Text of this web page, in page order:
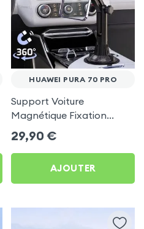
HUAWEI PURA 70 PRO
Support Voiture
Magnétique Fixation
Porte-gobelet pour
Huawei Pura 70 Pro
29,90 €
AJOUTER